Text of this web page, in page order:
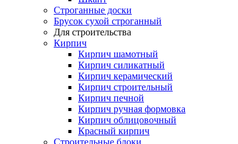
Строганные доски
Брусок сухой строганный
Для строительства
Кирпич
Кирпич шамотный
Кирпич силикатный
Кирпич керамический
Кирпич строительный
Кирпич печной
Кирпич ручная формовка
Кирпич облицовочный
Красный кирпич
Строительные блоки